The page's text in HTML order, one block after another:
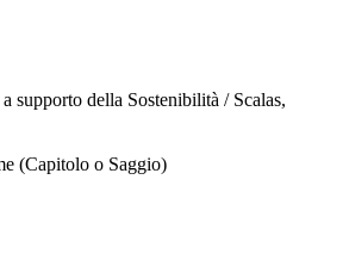
supporto della Sostenibilità / Scalas,
(Capitolo o Saggio)